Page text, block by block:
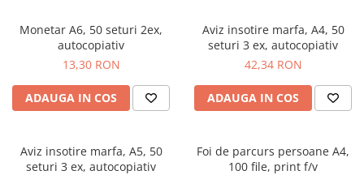
Monetar A6, 50 seturi 2ex,
autocopiativ
13,30 RON
ADAUGA IN COS
Aviz insotire marfa, A4, 50
seturi 3 ex, autocopiativ
42,34 RON
ADAUGA IN COS
Aviz insotire marfa, A5, 50
seturi 3 ex, autocopiativ
Foi de parcurs persoane A4,
100 file, print f/v